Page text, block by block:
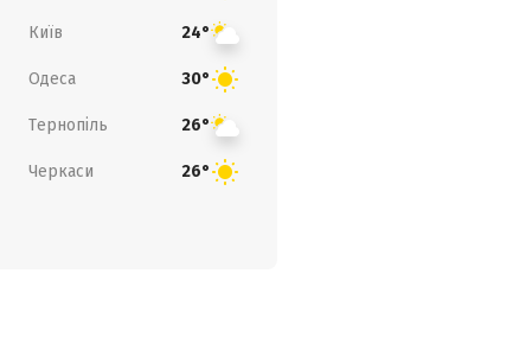
Київ 24°
Одеса 30°
Тернопіль 26°
Черкаси 26°